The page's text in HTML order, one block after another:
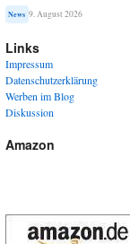
News 9. August 2026
Links
Impressum
Datenschutzerklärung
Werben im Blog
Diskussion
Amazon